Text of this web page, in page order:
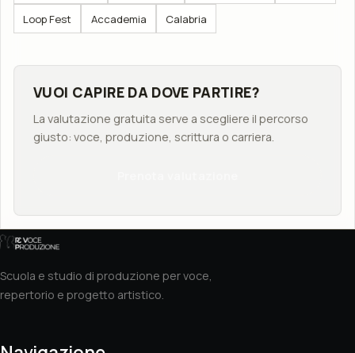
Loop Fest Accademia Calabria
VUOI CAPIRE DA DOVE PARTIRE?
La valutazione gratuita serve a scegliere il percorso
giusto: voce, produzione, scrittura o carriera.
Scuola e studio di produzione per voce,
repertorio e progetto artistico.